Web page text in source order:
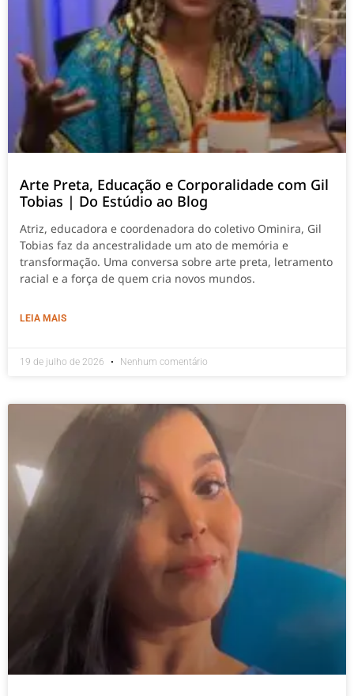
Arte Preta, Educação e Corporalidade com Gil
Tobias | Do Estúdio ao Blog
Atriz, educadora e coordenadora do coletivo Ominira, Gil
Tobias faz da ancestralidade um ato de memória e
transformação. Uma conversa sobre arte preta, letramento
racial e a força de quem cria novos mundos.
LEIA MAIS
19 de julho de 2026 Nenhum comentário